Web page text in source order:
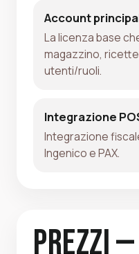
Account
La licenza base
magazzino,
utenti/ruoli.
Integrazione
Integrazione
Ingenico e PAX.
Prezzi